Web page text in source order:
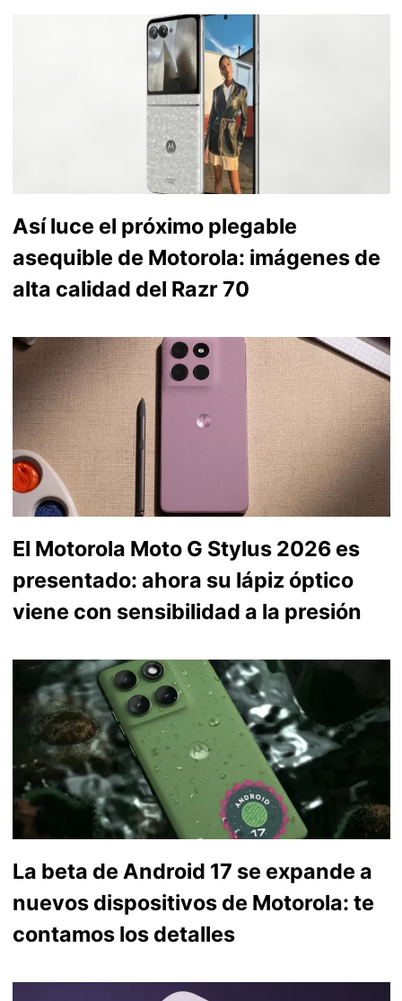
Así luce el próximo plegable
asequible de Motorola: imágenes de
alta calidad del Razr 70
El Motorola Moto G Stylus 2026 es
presentado: ahora su lápiz óptico
viene con sensibilidad a la presión
La beta de Android 17 se expande a
nuevos dispositivos de Motorola: te
contamos los detalles